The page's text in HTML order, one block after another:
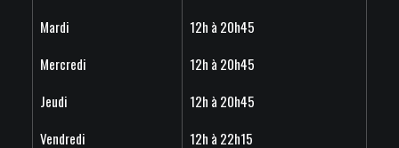
Mardi
12h à 20h45
Mercredi
12h à 20h45
Jeudi
12h à 20h45
Vendredi
12h à 22h15